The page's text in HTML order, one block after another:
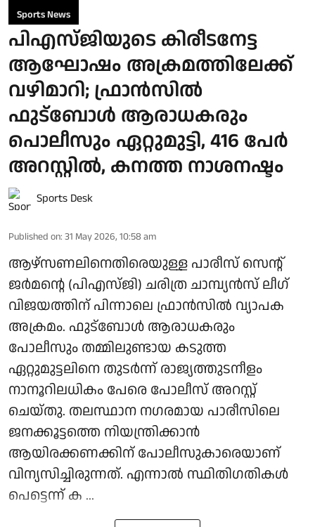
Sports News
പിഎസ്ജിയുടെ കിരീടനേട്ട
ആഘോഷം അക്രമത്തിലേക്ക്
വഴിമാറി; ഫ്രാന്‍സില്‍
ഫുട്‌ബോള്‍ ആരാധകരും
പൊലീസും ഏറ്റുമുട്ടി, 416 പേര്‍
അറസ്റ്റില്‍, കനത്ത നാശനഷ്ടം
Sports Desk
Published on: 31 May 2026, 10:58 am
ആഴ്‌സണലിനെതിരെയുള്ള പാരീസ് സെന്റ്
ജര്‍മന്റെ (പിഎസ്ജി) ചരിത്ര ചാമ്പ്യന്‍സ് ലീഗ്
വിജയത്തിന് പിന്നാലെ ഫ്രാന്‍സില്‍ വ്യാപക
അക്രമം. ഫുട്‌ബോള്‍ ആരാധകരും
പോലീസും തമ്മിലുണ്ടായ കടുത്ത
ഏറ്റുമുട്ടലിനെ തുടര്‍ന്ന് രാജ്യത്തുടനീളം
നാനൂറിലധികം പേരെ പോലീസ് അറസ്റ്റ്
ചെയ്തു. തലസ്ഥാന നഗരമായ പാരീസിലെ
ജനക്കൂട്ടത്തെ നിയന്ത്രിക്കാന്‍
ആയിരക്കണക്കിന് പോലീസുകാരെയാണ്
വിന്യസിച്ചിരുന്നത്. എന്നാല്‍ സ്ഥിതിഗതികള്‍
പെട്ടെന്ന് ക ...